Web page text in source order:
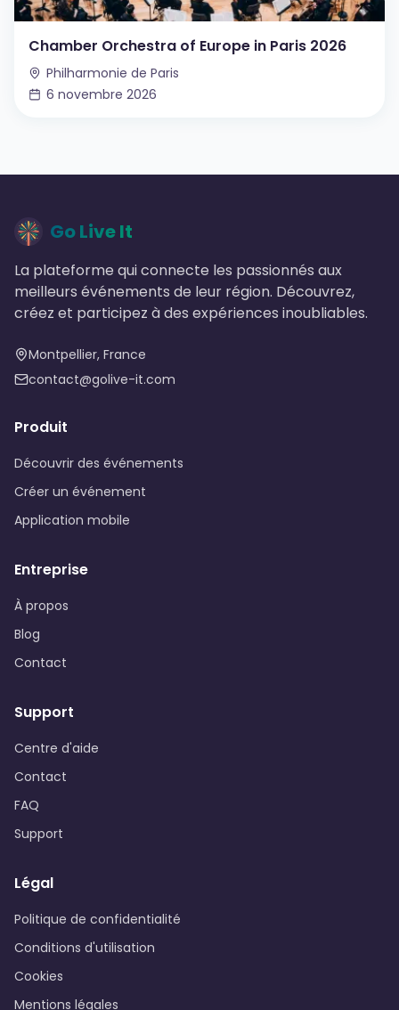
Chamber Orchestra of Europe in Paris 2026
Philharmonie de Paris
6 novembre 2026
Go Live It
La plateforme qui connecte les passionnés aux
meilleurs événements de leur région. Découvrez,
créez et participez à des expériences inoubliables.
Montpellier, France
contact@golive-it.com
Produit
Découvrir des événements
Créer un événement
Application mobile
Entreprise
À propos
Blog
Contact
Support
Centre d'aide
Contact
FAQ
Support
Légal
Politique de confidentialité
Conditions d'utilisation
Cookies
Mentions légales